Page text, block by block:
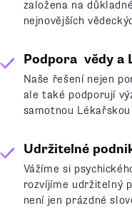
založena na
nejnovějších
Podpora vědy a
Naše řešení nejen
ale také podporují
samotnou
Udržitelné
Vážíme si
rozvíjíme udržitelný
není jen prázdné